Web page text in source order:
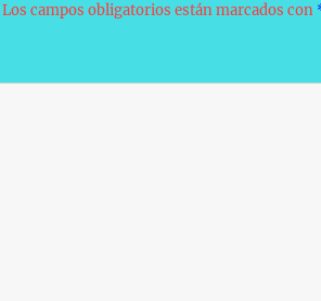
Los campos obligatorios están marcados con